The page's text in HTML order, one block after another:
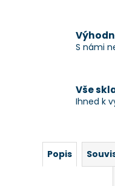
S námi
Vše
Ihned k
Popis